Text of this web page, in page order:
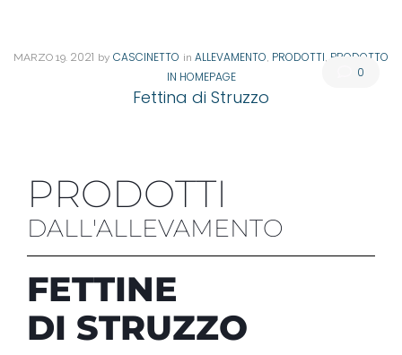
0
MARZO 19. 2021 by CASCINETTO in ALLEVAMENTO, PRODOTTI, PRODOTTO
IN HOMEPAGE
Fettina di Struzzo
PRODOTTI
DALL'ALLEVAMENTO
FETTINE
DI STRUZZO